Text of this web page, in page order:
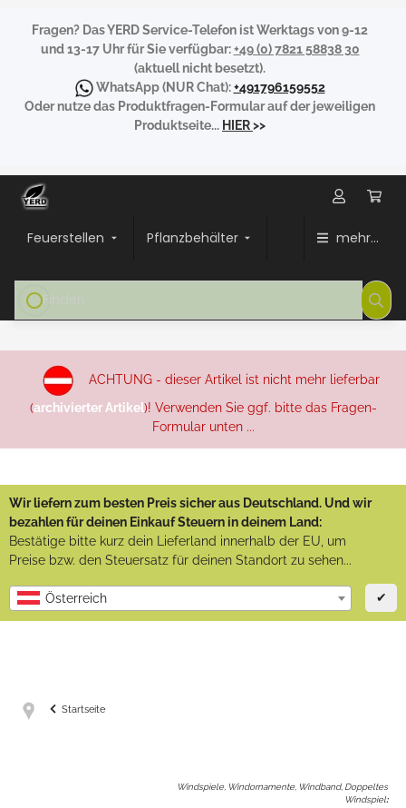
Fragen? Das YERD Service-Telefon ist Werktags von 9-12
und 13-17 Uhr für Sie verfügbar:+49 (0) 7821 58838 30
(aktuell nicht besetzt).
WhatsApp(NUR Chat):+491796159552
Oder nutze das Produktfragen-Formular auf der jeweiligen
Produktseite... HIER>>
Feuerstellen Pflanzbehälter mehr...
ACHTUNG - dieser Artikel ist nicht mehr lieferbar
(archivierter Artikel)! Verwenden Sie ggf. bitte das Fragen-
Formular unten ...
Wir liefern zum besten Preis sicher aus Deutschland. Und wir
bezahlen für deinen Einkauf Steuern in deinem Land:
Bestätige bitte kurz dein Lieferland innerhalb der EU, um
Preise bzw. den Steuersatz für deinen Standort zu sehen...
Österreich ✔
Startseite
Windspiele, Windornamente, Windband, Doppeltes
Windspiel: